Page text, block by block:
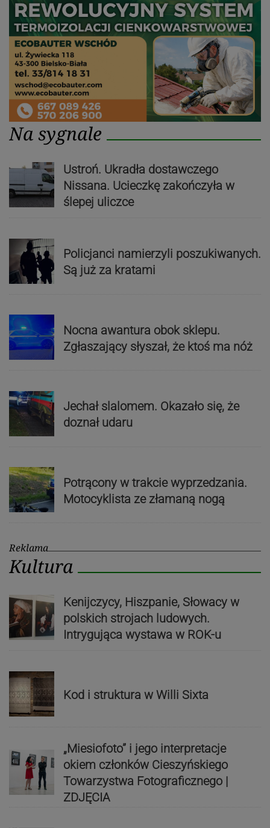
Na sygnale
Ustroń. Ukradła dostawczego
Nissana. Ucieczkę zakończyła w
ślepej uliczce
Policjanci namierzyli poszukiwanych.
Są już za kratami
Nocna awantura obok sklepu.
Zgłaszający słyszał, że ktoś ma nóż
Jechał slalomem. Okazało się, że
doznał udaru
Potrącony w trakcie wyprzedzania.
Motocyklista ze złamaną nogą
Reklama
Kultura
Kenijczycy, Hiszpanie, Słowacy w
polskich strojach ludowych.
Intrygująca wystawa w ROK-u
Kod i struktura w Willi Sixta
„Miesiofoto” i jego interpretacje
okiem członków Cieszyńskiego
Towarzystwa Fotograficznego |
ZDJĘCIA